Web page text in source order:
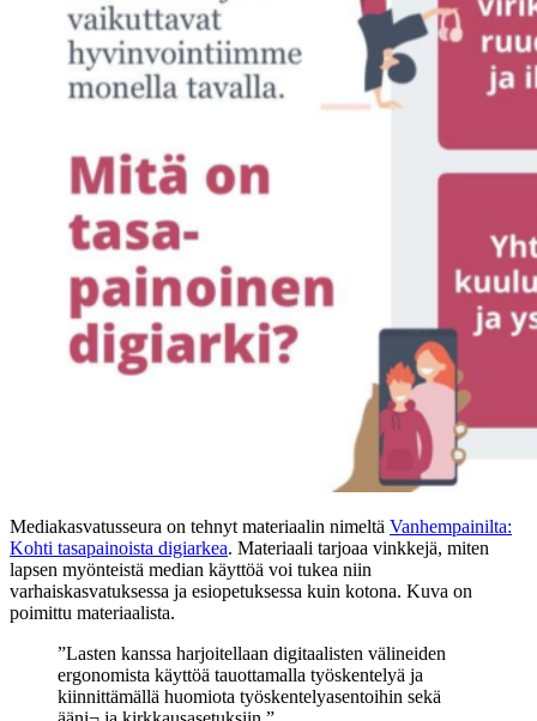
Mediakasvatusseura on tehnyt materiaalin nimeltä Vanhempainilta:
Kohti tasapainoista digiarkea. Materiaali tarjoaa vinkkejä, miten
lapsen myönteistä median käyttöä voi tukea niin
varhaiskasvatuksessa ja esiopetuksessa kuin kotona. Kuva on
poimittu materiaalista.
”Lasten kanssa harjoitellaan digitaalisten välineiden
ergonomista käyttöä tauottamalla työskentelyä ja
kiinnittämällä huomiota työskentelyasentoihin sekä